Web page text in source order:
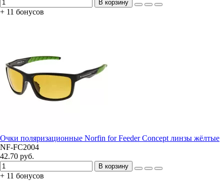
В корзину
+ 11 бонусов
Очки поляризационные Norfin for Feeder Concept линзы жёлтые
NF-FC2004
42.70 руб.
В корзину
+ 11 бонусов